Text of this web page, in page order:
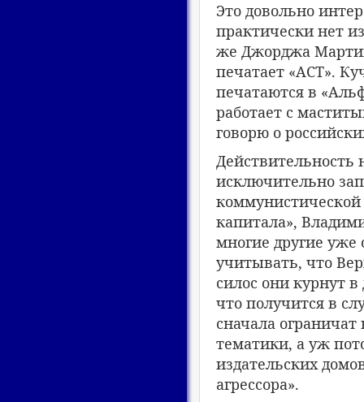
Это довольно
практически нет
же Джорджа
печатает «АСТ».
печатаются в
работает с
говорю о
исключительно
коммунистической
капитала»,
многие другие уже
учитывать, что
силос они курнут
что получится в
сначала
тематики, а уж
издательских
агрессора».